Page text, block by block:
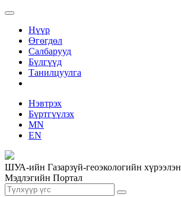
Нүүр
Өгөгдөл
Салбарууд
Бүлгүүд
Танилцуулга
Нэвтрэх
Бүртгүүлэх
MN
EN
ШУА-ийн Газарзүй-геоэкологийн хүрээлэн
Мэдлэгийн Портал